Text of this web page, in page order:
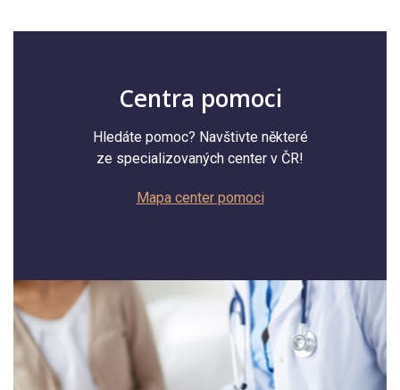
Centra pomoci
Hledáte pomoc? Navštivte některé
ze specializovaných center v ČR!
Mapa center pomoci